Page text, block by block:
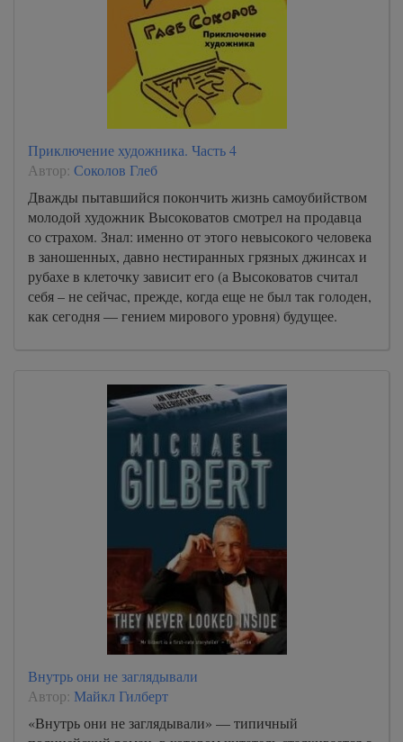
Приключение художника. Часть 4
Автор: Соколов Глеб
Дважды пытавшийся покончить жизнь самоубийством
молодой художник Высоковатов смотрел на продавца
со страхом. Знал: именно от этого невысокого человека
в заношенных, давно нестиранных грязных джинсах и
рубахе в клеточку зависит его (а Высоковатов считал
себя – не сейчас, прежде, когда еще не был так голоден,
как сегодня — гением мирового уровня) будущее.
Внутрь они не заглядывали
Автор: Майкл Гилберт
«Внутрь они не заглядывали» — типичный